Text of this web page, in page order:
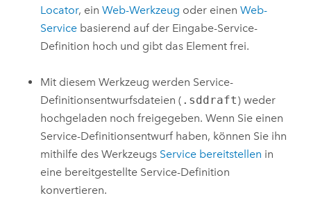
Locator, einWeb-Werkzeug oder einenWeb-
Service basierend auf der Eingabe-Service-
Definition hoch und gibt das Element frei.
Mit diesem Werkzeug werden Service-
Definitionsentwurfsdateien ( .sddraft) weder
hochgeladen noch freigegeben. Wenn Sie einen
Service-Definitionsentwurf haben, können Sie ihn
mithilfe des Werkzeugs Service bereitstellen in
eine bereitgestellte Service-Definition
konvertieren.